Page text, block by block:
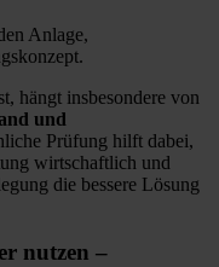
Anlage,
hängt insbesondere von
und
Prüfung hilft dabei,
wirtschaftlich und
die bessere Lösung
nutzen –